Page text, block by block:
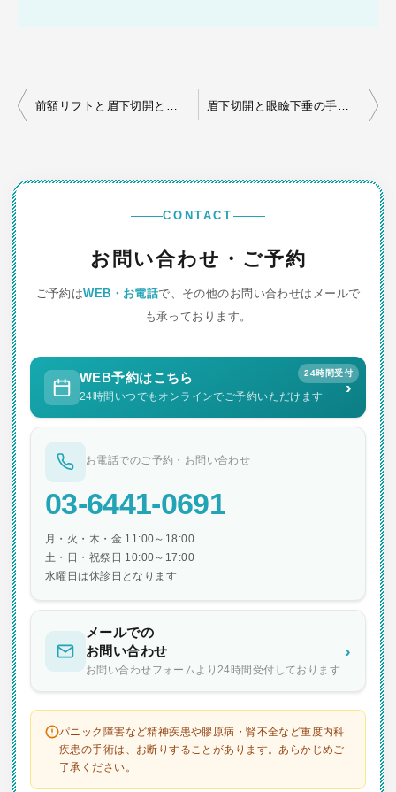
投
ビ
前額リフトと眉下切開とまぶたのたるみ 眉下切開と眼瞼下垂の手術（眉下切開）
CONTACT
お問い合わせ・ご予約
ご予約はWEB・お電話で、その他のお問い合わせはメールで
も承っております。
24時間受付
WEB予約はこちら
24時間いつでもオンラインでご予約いただけます ›
お電話でのご予約・お問い合わせ
03-6441-0691
月・火・木・金 11:00～18:00
土・日・祝祭日 10:00～17:00
水曜日は休診日となります
メールでの
お問い合わせ
お問い合わせフォームより24時間受付しております
›
パニック障害など精神疾患や膠原病・腎不全など重度内科
疾患の手術は、お断りすることがあります。あらかじめご
了承ください。